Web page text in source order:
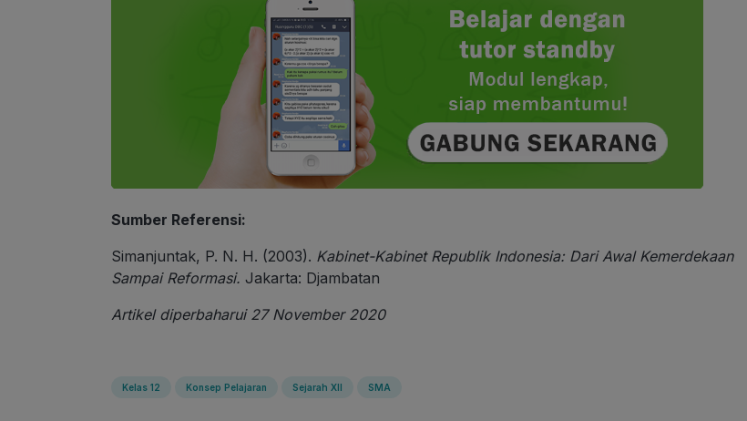
Sumber Referensi:
Simanjuntak, P. N. H. (2003). Kabinet-Kabinet Republik Indonesia: Dari Awal Kemerdekaan
Sampai Reformasi. Jakarta: Djambatan
Artikel diperbaharui 27 November 2020
Kelas 12 Konsep Pelajaran Sejarah XII SMA